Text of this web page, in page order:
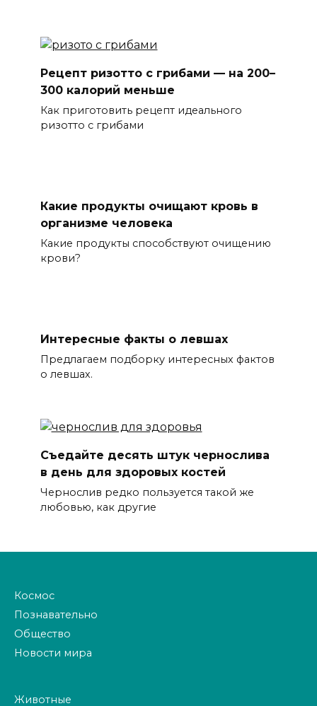
Рецепт ризотто с грибами — на 200–
300 калорий меньше
Как приготовить рецепт идеального
ризотто с грибами
Какие продукты очищают кровь в
организме человека
Какие продукты способствуют очищению
крови?
Интересные факты о левшах
Предлагаем подборку интересных фактов
о левшах.
Съедайте десять штук чернослива
в день для здоровых костей
Чернослив редко пользуется такой же
любовью, как другие
Космос
Познавательно
Общество
Новости мира
Животные